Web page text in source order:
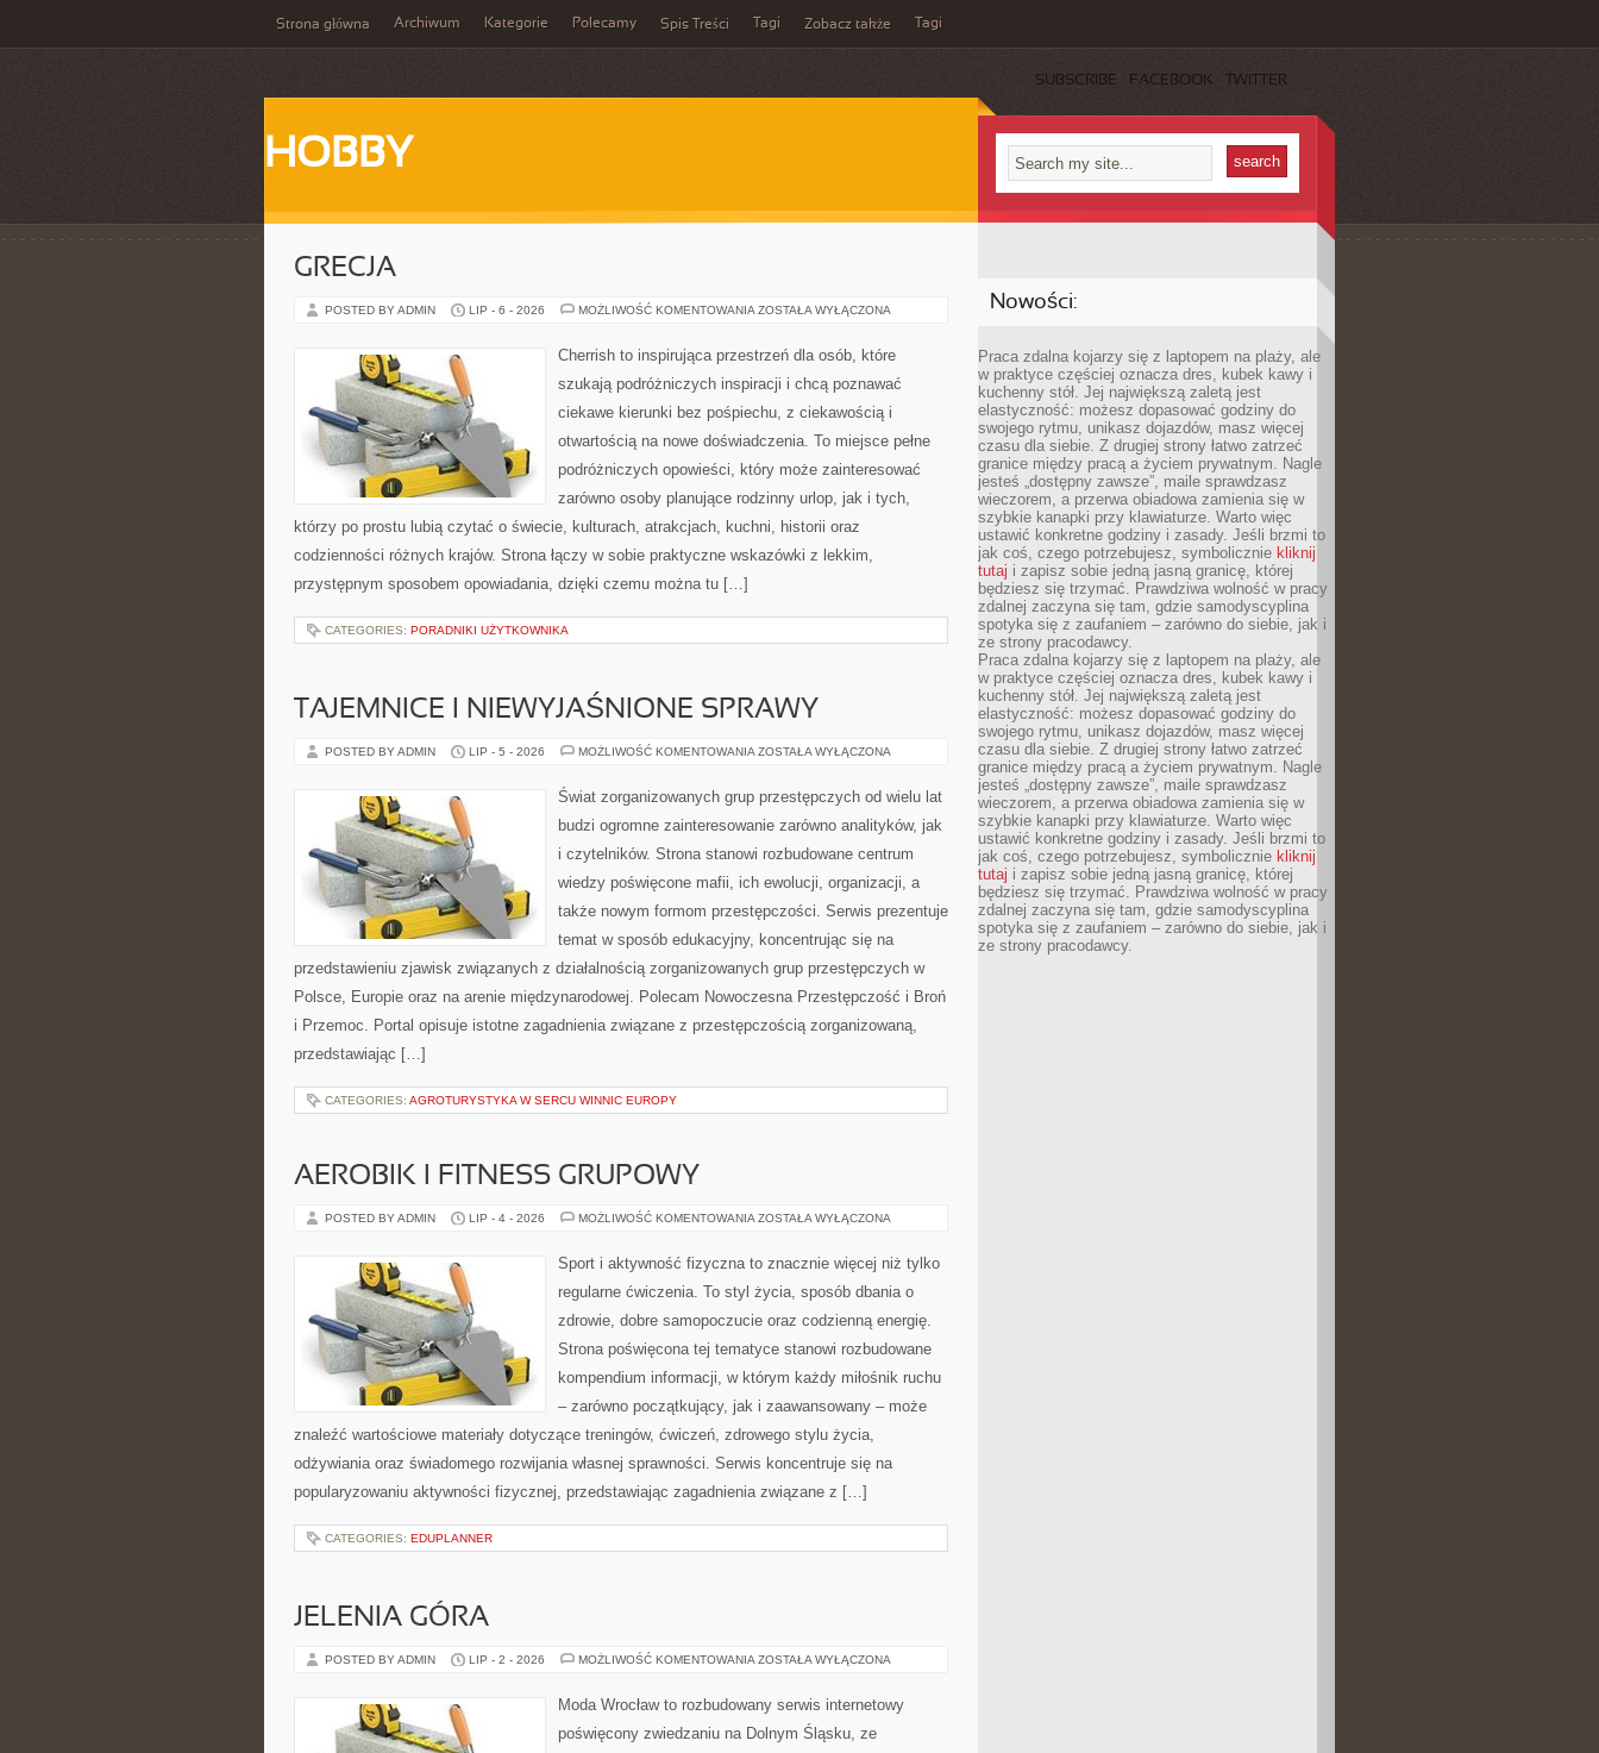
Strona główna Archiwum Kategorie Polecamy Spis Treści Tagi Zobacz także Tagi
SUBSCRIBE FACEBOOK TWITTER
HOBBY
GRECJA
POSTED BY ADMIN LIP - 6 - 2026 MOŻLIWOŚĆ KOMENTOWANIA GRECJA
ZOSTAŁA WYŁĄCZONA
Cherrish to inspirująca przestrzeń dla osób, które
szukają podróżniczych inspiracji i chcą poznawać
ciekawe kierunki bez pośpiechu, z ciekawością i
otwartością na nowe doświadczenia. To miejsce pełne
podróżniczych opowieści, który może zainteresować
zarówno osoby planujące rodzinny urlop, jak i tych,
którzy po prostu lubią czytać o świecie, kulturach, atrakcjach, kuchni, historii oraz
codzienności różnych krajów. Strona łączy w sobie praktyczne wskazówki z lekkim,
przystępnym sposobem opowiadania, dzięki czemu można tu […]
CATEGORIES: PORADNIKI UŻYTKOWNIKA
TAJEMNICE I NIEWYJAŚNIONE SPRAWY
POSTED BY ADMIN LIP - 5 - 2026 MOŻLIWOŚĆ KOMENTOWANIA TAJEMNICE
SPRAWY
ZOSTAŁA WYŁĄCZONA
Świat zorganizowanych grup przestępczych od wielu lat
budzi ogromne zainteresowanie zarówno analityków, jak
i czytelników. Strona stanowi rozbudowane centrum
wiedzy poświęcone mafii, ich ewolucji, organizacji, a
także nowym formom przestępczości. Serwis prezentuje
temat w sposób edukacyjny, koncentrując się na
przedstawieniu zjawisk związanych z działalnością zorganizowanych grup przestępczych w
Polsce, Europie oraz na arenie międzynarodowej. Polecam Nowoczesna Przestępczość i Broń
i Przemoc. Portal opisuje istotne zagadnienia związane z przestępczością zorganizowaną,
przedstawiając […]
CATEGORIES: AGROTURYSTYKA W SERCU WINNIC EUROPY
AEROBIK I FITNESS GRUPOWY
POSTED BY ADMIN LIP - 4 - 2026 MOŻLIWOŚĆ KOMENTOWANIA AEROBIK
GRUPOWY
ZOSTAŁA WYŁĄCZONA
Sport i aktywność fizyczna to znacznie więcej niż tylko
regularne ćwiczenia. To styl życia, sposób dbania o
zdrowie, dobre samopoczucie oraz codzienną energię.
Strona poświęcona tej tematyce stanowi rozbudowane
kompendium informacji, w którym każdy miłośnik ruchu
– zarówno początkujący, jak i zaawansowany – może
znaleźć wartościowe materiały dotyczące treningów, ćwiczeń, zdrowego stylu życia,
odżywiania oraz świadomego rozwijania własnej sprawności. Serwis koncentruje się na
popularyzowaniu aktywności fizycznej, przedstawiając zagadnienia związane z […]
CATEGORIES: EDUPLANNER
JELENIA GÓRA
POSTED BY ADMIN LIP - 2 - 2026 MOŻLIWOŚĆ KOMENTOWANIA JELENIA
ZOSTAŁA WYŁĄCZONA
Moda Wrocław to rozbudowany serwis internetowy
poświęcony zwiedzaniu na Dolnym Śląsku, ze
Nowości:
Praca zdalna kojarzy się z laptopem na plaży, ale
w praktyce częściej oznacza dres, kubek kawy i
kuchenny stół. Jej największą zaletą jest
elastyczność: możesz dopasować godziny do
swojego rytmu, unikasz dojazdów, masz więcej
czasu dla siebie. Z drugiej strony łatwo zatrzeć
granice między pracą a życiem prywatnym. Nagle
jesteś „dostępny zawsze”, maile sprawdzasz
wieczorem, a przerwa obiadowa zamienia się w
szybkie kanapki przy klawiaturze. Warto więc
ustawić konkretne godziny i zasady. Jeśli brzmi to
jak coś, czego potrzebujesz, symbolicznie kliknij
tutaj i zapisz sobie jedną jasną granicę, której
będziesz się trzymać. Prawdziwa wolność w pracy
zdalnej zaczyna się tam, gdzie samodyscyplina
spotyka się z zaufaniem – zarówno do siebie, jak i
ze strony pracodawcy.
Praca zdalna kojarzy się z laptopem na plaży, ale
w praktyce częściej oznacza dres, kubek kawy i
kuchenny stół. Jej największą zaletą jest
elastyczność: możesz dopasować godziny do
swojego rytmu, unikasz dojazdów, masz więcej
czasu dla siebie. Z drugiej strony łatwo zatrzeć
granice między pracą a życiem prywatnym. Nagle
jesteś „dostępny zawsze”, maile sprawdzasz
wieczorem, a przerwa obiadowa zamienia się w
szybkie kanapki przy klawiaturze. Warto więc
ustawić konkretne godziny i zasady. Jeśli brzmi to
jak coś, czego potrzebujesz, symbolicznie kliknij
tutaj i zapisz sobie jedną jasną granicę, której
będziesz się trzymać. Prawdziwa wolność w pracy
zdalnej zaczyna się tam, gdzie samodyscyplina
spotyka się z zaufaniem – zarówno do siebie, jak i
ze strony pracodawcy.